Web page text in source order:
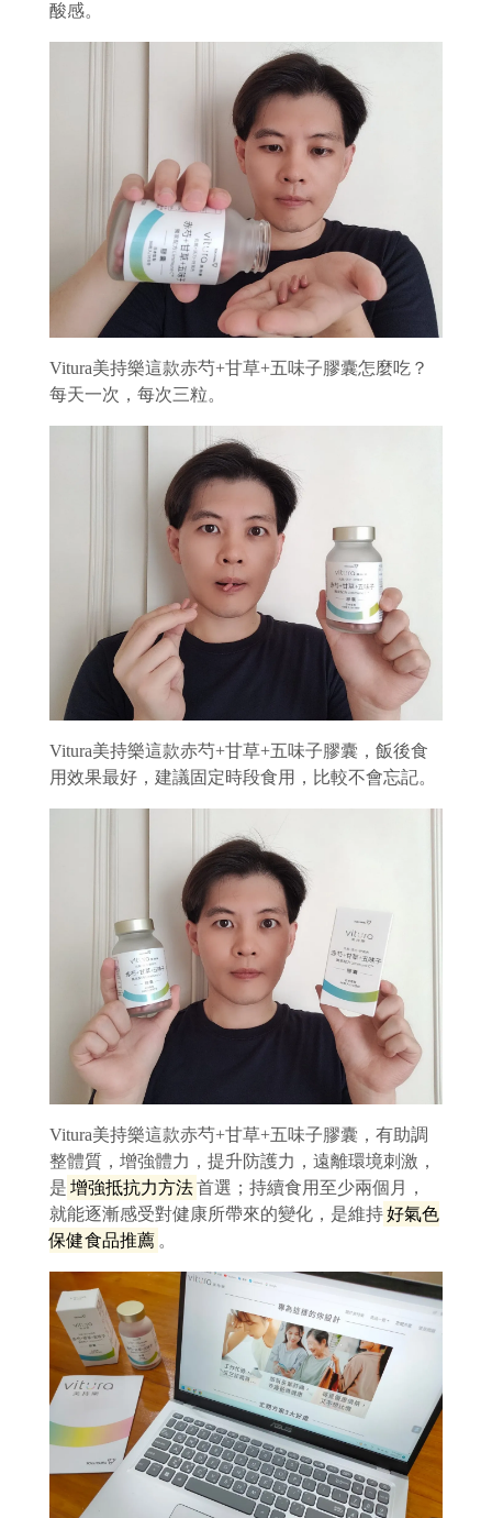
酸感。
Vitura美持樂這款赤芍+甘草+五味子膠囊怎麼吃？
每天一次，每次三粒。
Vitura美持樂這款赤芍+甘草+五味子膠囊，飯後食
用效果最好，建議固定時段食用，比較不會忘記。
Vitura美持樂這款赤芍+甘草+五味子膠囊，有助調
整體質，增強體力，提升防護力，遠離環境刺激，
是 增強抵抗力方法首選；持續食用至少兩個月，
就能逐漸感受對健康所帶來的變化，是維持好氣色
保健食品推薦 。